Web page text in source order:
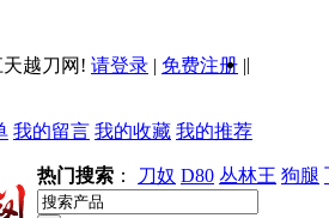
越刀网! 请登录 | 免费注册 ||
我的留言 我的收藏 我的推荐
热门搜索 ： 刀奴 D80 丛林王 狗腿